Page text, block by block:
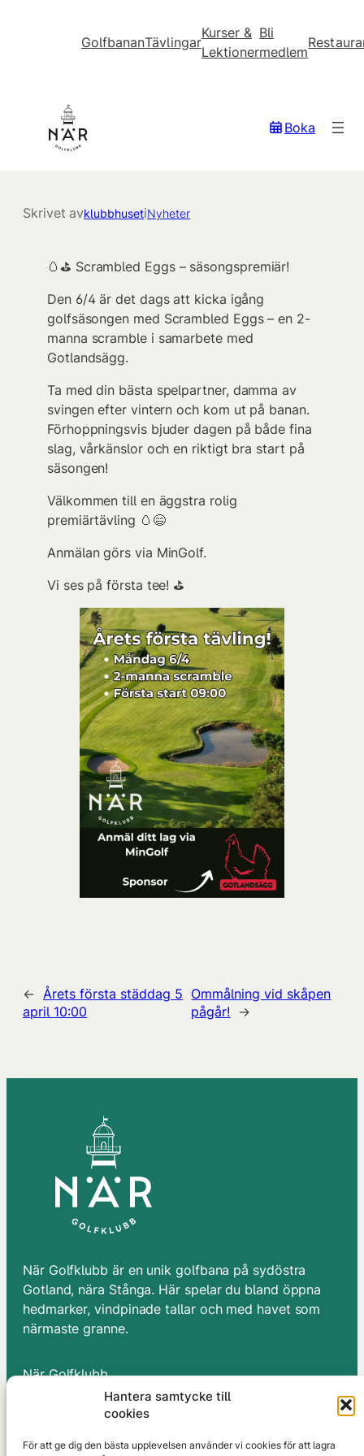
Hantera samtycke till
cookies
För att ge dig den bästa upplevelsen använder vi cookies för att lagra
GolfbananTävlingar
Kurser &
Lektioner
Bli
medlem
Boka
Årets första tävling!
Skrivet avklubbhusetiNyheter
🥚⛳️ Scrambled Eggs – säsongspremiär!
Den 6/4 är det dags att kicka igång
golfsäsongen med Scrambled Eggs – en 2-
manna scramble i samarbete med
Gotlandsägg.
Ta med din bästa spelpartner, damma av
svingen efter vintern och kom ut på banan.
Förhoppningsvis bjuder dagen på både fina
slag, vårkänslor och en riktigt bra start på
säsongen!
Välkommen till en äggstra rolig
premiärtävling 🥚😄
Anmälan görs via MinGolf.
Vi ses på första tee! ⛳️
← Årets första städdag 5
april 10:00
Ommålning vid skåpen
pågår!
→
När Golfklubb är en unik golfbana på sydöstra
Gotland, nära Stånga. Här spelar du bland öppna
hedmarker, vindpinade tallar och med havet som
närmaste granne.
När Golfklubb
När Smiss 713
62348 Stånga